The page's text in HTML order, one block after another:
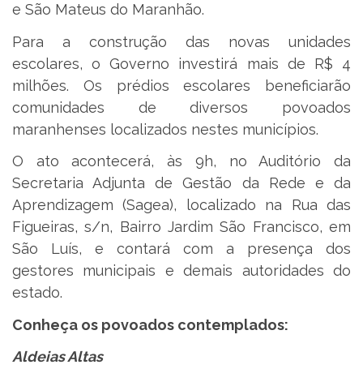
e São Mateus do Maranhão.
Para a construção das novas unidades
escolares, o Governo investirá mais de R$ 4
milhões. Os prédios escolares beneficiarão
comunidades de diversos povoados
maranhenses localizados nestes municípios.
O ato acontecerá, às 9h, no Auditório da
Secretaria Adjunta de Gestão da Rede e da
Aprendizagem (Sagea), localizado na Rua das
Figueiras, s/n, Bairro Jardim São Francisco, em
São Luís, e contará com a presença dos
gestores municipais e demais autoridades do
estado.
Conheça os povoados contemplados:
Aldeias Altas